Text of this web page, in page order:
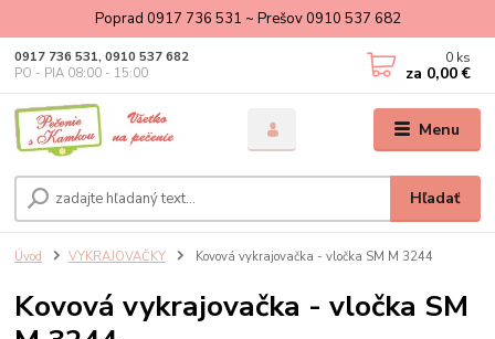
Poprad 0917 736 531 ~ Prešov 0910 537 682
Menu
Hľadať
0917 736 531, 0910 537 682
PO - PIA 08:00 - 15:00
0 ks
za 0,00 €
Úvod VYKRAJOVAČKY Kovová vykrajovačka - vločka SM M 3244
Kovová vykrajovačka - vločka SM